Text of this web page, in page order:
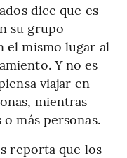
dice que es
su grupo
el mismo lugar al
Y no es
viajar en
mientras
más personas.
reporta que los